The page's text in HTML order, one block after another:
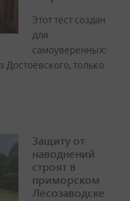
Этот тест создан
для
самоуверенных:
Достоевского, только
Защиту от
наводнений
строят в
приморском
Лесозаводске